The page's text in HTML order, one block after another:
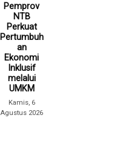
Pemprov
NTB
Perkuat
Pertumbuh
an
Ekonomi
Inklusif
melalui
UMKM
Kamis, 6
Agustus 2026